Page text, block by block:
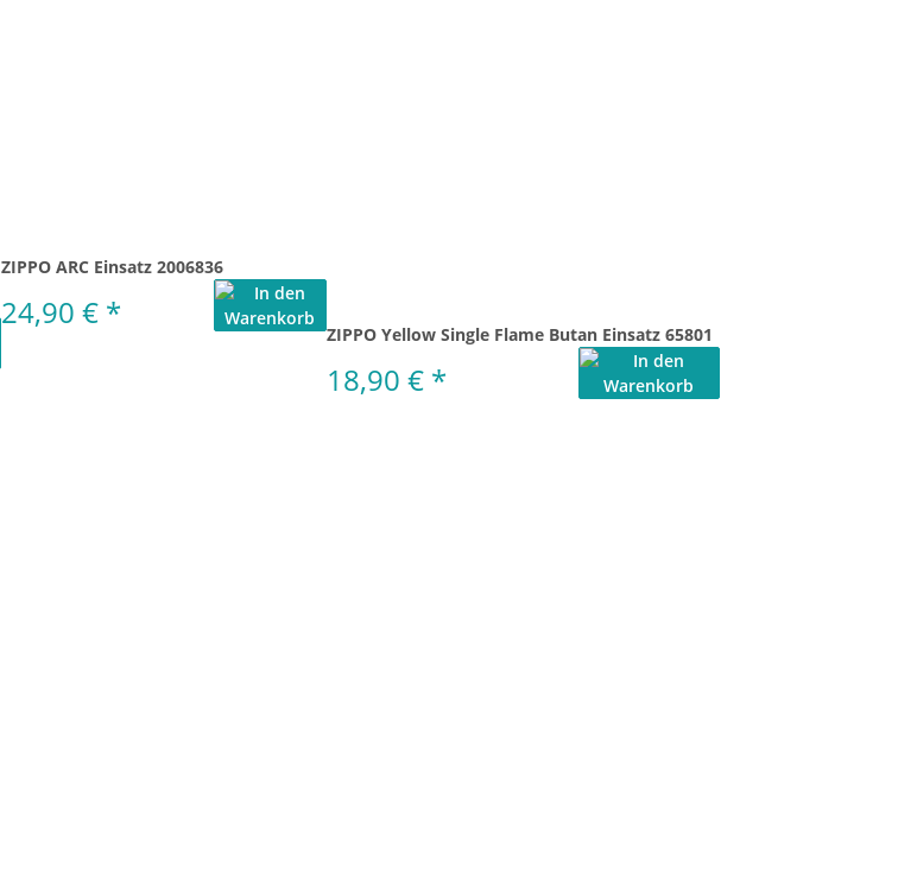
ZIPPO ARC Einsatz 2006836
24,90 € *
ZIPPO Yellow Single Flame Butan Einsatz 65801
18,90 € *